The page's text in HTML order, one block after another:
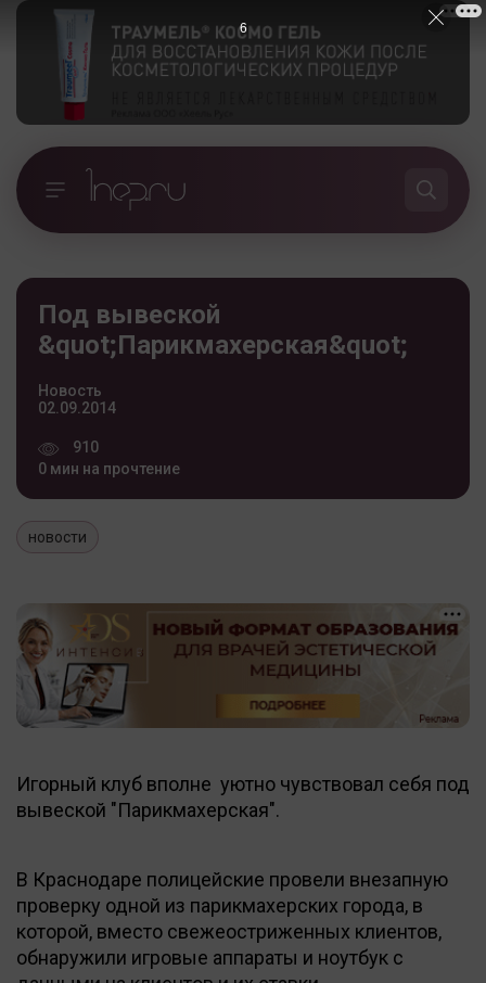
Под вывеской
&quot;Парикмахерская&quot;
Новость
02.09.2014
910
0 мин на прочтение
новости
Игорный клуб вполне уютно чувствовал себя под
вывеской "Парикмахерская".
В Краснодаре полицейские провели внезапную
проверку одной из парикмахерских города, в
которой, вместо свежеостриженных клиентов,
обнаружили игровые аппараты и ноутбук с
6